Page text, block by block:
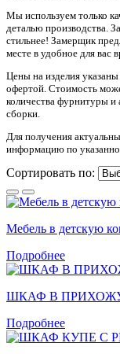
Мы используем только
деталью производства.
стильнее! Замерщик
месте в удобное для вас
Цены на изделия указаны
офертой. Стоимость
количества фурнитуры и
сборки.
Для получения
информацию по
Сортировать по:
Мебель в детскую
Подробнее
ШКАФ В
Подробнее